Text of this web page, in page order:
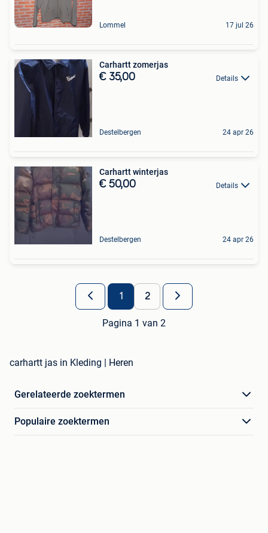
Lommel 17 jul 26
Carhartt zomerjas
€ 35,00 Details
Destelbergen 24 apr 26
Carhartt winterjas
€ 50,00 Details
Destelbergen 24 apr 26
1 2
Pagina 1 van 2
carhartt jas in Kleding | Heren
Gerelateerde zoektermen
Populaire zoektermen